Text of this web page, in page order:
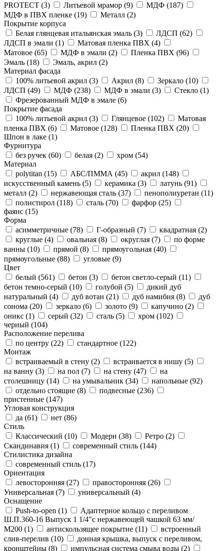
PROTECT (3) Литьевой мрамор (9) МДФ (187)
МДФ в ПВХ пленке (19) Металл (2)
Покрытие корпуса
Белая глянцевая итальянская эмаль (3) ЛДСП (62)
ЛДСП в эмали (1) Матовая пленка ПВХ (4)
Матовое (65) МДФ в эмали (2) Пленка ПВХ (96)
Эмаль (18) Эмаль, акрил (2)
Материал фасада
100% литьевой акрил (3) Акрил (8) Зеркало (10)
ЛДСП (49) МДФ (238) МДФ в эмали (3) Стекло (1)
Фрезерованный МДФ в эмале (6)
Покрытие фасада
100% литьевой акрил (3) Глянцевое (102)
Матовая
пленка ПВХ (6) Матовое (128) Пленка ПВХ (20)
Шпон в лаке (1)
Фурнитура
без ручек (60) белая (2) хром (54)
Материал
polytitan (15) АБС/ПММА (45) акрил (148)
искусственный камень (5) керамика (3) латунь (91)
металл (2) нержавеющая сталь (37) пенополиуретан (11)
полистирол (118) сталь (70) фарфор (25)
фаянс (15)
Форма
асимметричные (78) Г-образный (7) квадратная (2)
круглые (4) овальная (8) округлая (7)
по форме
ванны (10) прямой (8) прямоугольная (40)
прямоугольные (88) угловые (9)
Цвет
белый (561) бетон (3) бетон светло-серый (11)
бетон темно-серый (10) голубой (5)
дикий дуб
натуральный (4) дуб вотан (21) дуб намибия (8)
дуб
сонома (20) зеркало (6) золото (9) капучино (2)
оникс (1) серый (32) сталь (5) хром (102)
черный (104)
Расположение перелива
по центру (22) стандартное (122)
Монтаж
встраиваемый в стену (2) встраивается в нишу (5)
на ванну (3) на пол (7) на стену (47)
на
столешницу (14) на умывальник (34) напольные (92)
отдельно стоящие (8) подвесные (236)
пристенные (147)
Угловая конструкция
да (61) нет (86)
Стиль
Классический (10) Модерн (38) Ретро (2)
Скандинавия (1) современный стиль (144)
Стилистика дизайна
современный стиль (17)
Ориентация
левосторонняя (27) правосторонняя (26)
Универсальная (7) универсальный (4)
Оснащение
Push-to-open (1)
Адаптерное кольцо с переливом
Ш.П.360-16 Выпуск 1 1/4"с нержавеющей чашкой 63 мм/
М200 (1) антискользящее покрытие (11)
встроенный
слив-перелив (10)
донная крышка, выпуск с переливом,
кронштейны (8) импульсная система смыва воды (2)